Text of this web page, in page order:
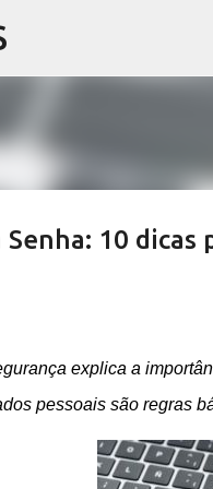
10
explica a
pessoais são regras